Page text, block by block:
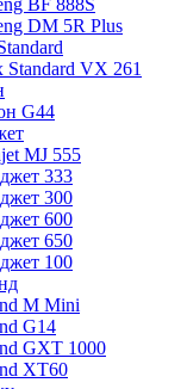
BF 888S
DM 5R Plus
VX 261
G44
MJ 555
333
300
600
650
100
M Mini
G14
GXT 1000
XT60